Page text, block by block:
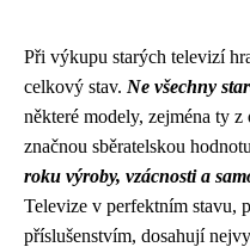
Při výkupu starých televizí
celkový stav. Ne všechny
některé modely, zejména ty
značnou sběratelskou
roku výroby, vzácnosti a
Televize v perfektním stavu,
příslušenstvím, dosahují